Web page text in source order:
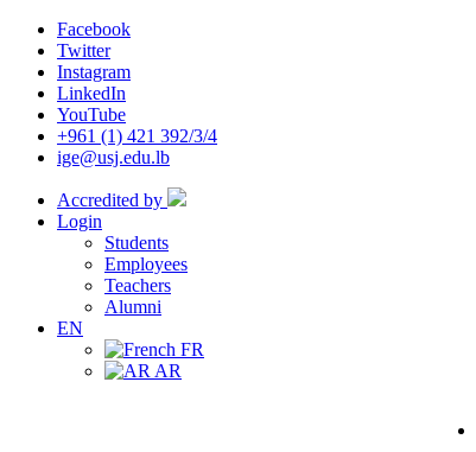
Facebook
Twitter
Instagram
LinkedIn
YouTube
+961 (1) 421 392/3/4
ige@usj.edu.lb
Accredited by
Login
Students
Employees
Teachers
Alumni
EN
FR
AR